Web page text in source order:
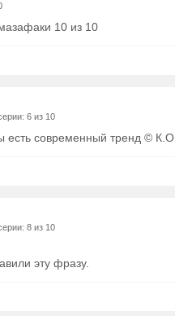
10 из 10
6 из 10
есть современный тренд © К.О
8 из 10
эту фразу.